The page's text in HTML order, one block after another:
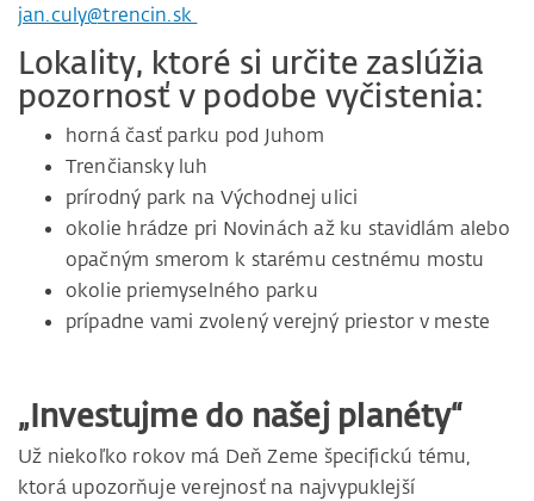
jan.culy@trencin.sk
Lokality, ktoré si určite zaslúžia
pozornosť v podobe vyčistenia:
horná časť parku pod Juhom
Trenčiansky luh
prírodný park na Východnej ulici
okolie hrádze pri Novinách až ku stavidlám alebo
opačným smerom k starému cestnému mostu
okolie priemyselného parku
prípadne vami zvolený verejný priestor v meste
„Investujme do našej planéty“
Už niekoľko rokov má Deň Zeme špecifickú tému,
ktorá upozorňuje verejnosť na najvypuklejší